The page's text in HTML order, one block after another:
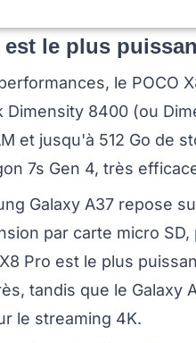
est le plus
le POCO
Dimensity 8400 (ou
et jusqu'à 512 Go de
7s Gen 4, très
Galaxy A37 repose
par carte micro
Pro est le plus
tandis que le Galaxy
le streaming 4K.